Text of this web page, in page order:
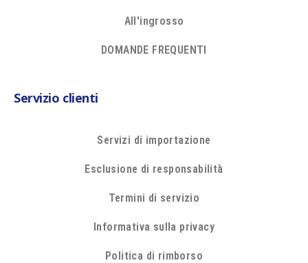
All'ingrosso
DOMANDE FREQUENTI
Servizio clienti
Servizi di importazione
Esclusione di responsabilità
Termini di servizio
Informativa sulla privacy
Politica di rimborso